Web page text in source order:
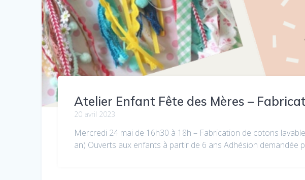
Atelier Enfant Fête des Mères –
20 avril 2023
Mercredi 24 mai de 16h30 à 18h – Fabrication de cotons
an) Ouverts aux enfants à partir de 6 ans Adhésion demandée